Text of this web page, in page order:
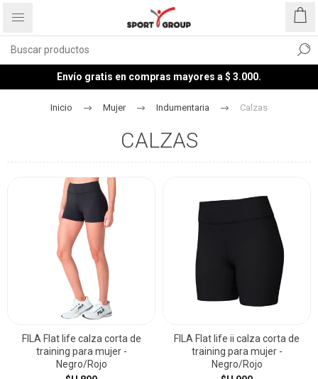
Envío gratis en compras mayores a $ 3.000.
Inicio Mujer Indumentaria Calzas
CALZAS
FILA Flat life calza corta de
training para mujer -
Negro/Rojo
FILA Flat life ii calza corta de
training para mujer -
Negro/Rojo